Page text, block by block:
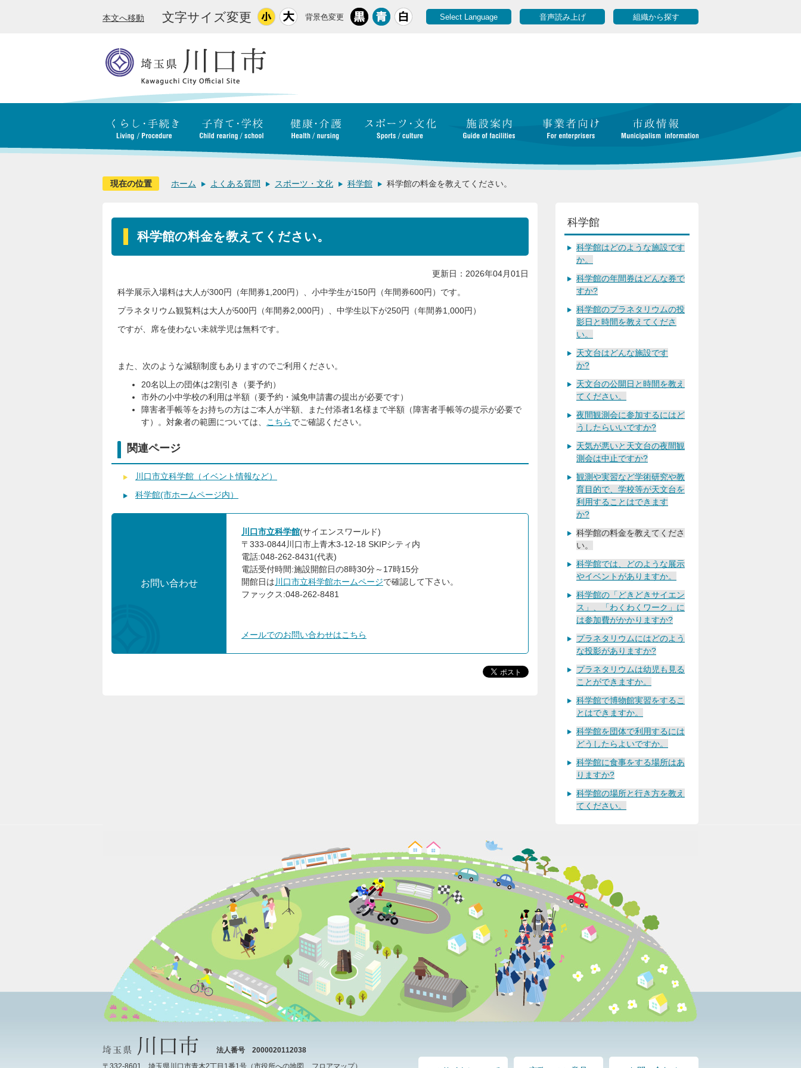
本文へ移動 文字サイズ変更 背景色変更 Select Language 音声読み上げ 組織から探す
現在の位置 ホーム よくある質問 スポーツ・文化 科学館 科学館の料金を教えてください。
科学館の料金を教えてください。
更新日：2026年04月01日
科学展示入場料は大人が300円（年間券1,200円）、小中学生が150円（年間券600円）です。
プラネタリウム観覧料は大人が500円（年間券2,000円）、中学生以下が250円（年間券1,000円）
ですが、席を使わない未就学児は無料です。
また、次のような減額制度もありますのでご利用ください。
20名以上の団体は2割引き（要予約）
市外の小中学校の利用は半額（要予約・減免申請書の提出が必要です）
障害者手帳等をお持ちの方はご本人が半額、また付添者1名様まで半額（障害者手帳等の提示が必要で
す）。対象者の範囲については、
こちらでご確認ください。
関連ページ
川口市立科学館（イベント情報など）
科学館(市ホームページ内）
お問い合わせ
川口市立科学館(サイエンスワールド)
〒333-0844川口市上青木3-12-18 SKIPシティ内
電話:048-262-8431(代表)
電話受付時間:施設開館日の8時30分～17時15分
開館日は 川口市立科学館ホームページで確認して下さい。
ファックス:048-262-8481
メールでのお問い合わせはこちら
科学館
科学館はどのような施設です
か。
科学館の年間券はどんな券で
すか?
科学館のプラネタリウムの投
影日と時間を教えてくださ
い。
天文台はどんな施設です
か?
天文台の公開日と時間を教え
てください。
夜間観測会に参加するにはど
うしたらいいですか?
天気が悪いと天文台の夜間観
測会は中止ですか?
観測や実習など学術研究や教
育目的で、学校等が天文台を
利用することはできます
か?
科学館の料金を教えてくださ
い。
科学館では、どのような展示
やイベントがありますか。
科学館の「どきどきサイエン
ス」、「わくわくワーク」に
は参加費がかかりますか?
プラネタリウムにはどのよう
な投影がありますか?
プラネタリウムは幼児も見る
ことができますか。
科学館で博物館実習をするこ
とはできますか。
科学館を団体で利用するには
どうしたらよいですか。
科学館に食事をする場所はあ
りますか?
科学館の場所と行き方を教え
てください。
法人番号 2000020112038
〒332-8601 埼玉県川口市青木2丁目1番1号（市役所への地図 フロアマップ）